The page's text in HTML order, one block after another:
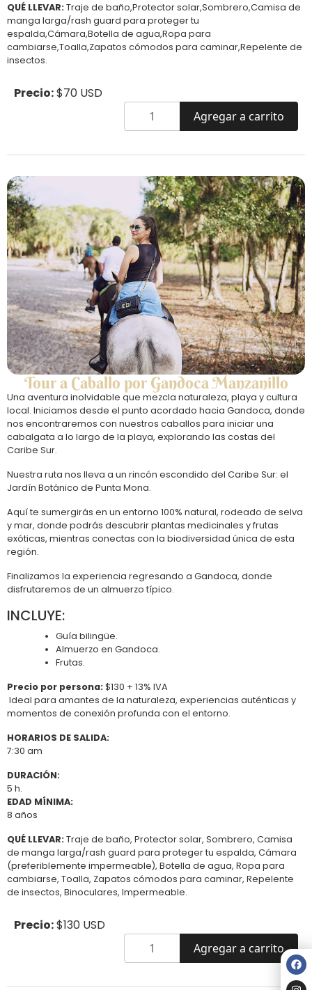
QUÉ LLEVAR: Traje de baño,Protector solar,Sombrero,Camisa de
manga larga/rash guard para proteger tu
espalda,Cámara,Botella de agua,Ropa para
cambiarse,Toalla,Zapatos cómodos para caminar,Repelente de
insectos.
Precio:$70 USD
Agregar a carrito
Tour a Caballo por Gandoca Manzanillo
Una aventura inolvidable que mezcla naturaleza, playa y cultura
local. Iniciamos desde el punto acordado hacia Gandoca, donde
nos encontraremos con nuestros caballos para iniciar una
cabalgata a lo largo de la playa, explorando las costas del
Caribe Sur.
Nuestra ruta nos lleva a un rincón escondido del Caribe Sur: el
Jardín Botánico de Punta Mona.
Aquí te sumergirás en un entorno 100% natural, rodeado de selva
y mar, donde podrás descubrir plantas medicinales y frutas
exóticas, mientras conectas con la biodiversidad única de esta
región.
Finalizamos la experiencia regresando a Gandoca, donde
disfrutaremos de un almuerzo típico.
INCLUYE:
Guía bilingüe.
Almuerzo en Gandoca.
Frutas.
Precio por persona: $130 + 13% IVA
Ideal para amantes de la naturaleza, experiencias auténticas y
momentos de conexión profunda con el entorno.
HORARIOS DE SALIDA:
7:30 am
DURACIÓN:
5 h.
EDAD MÍNIMA:
8 años
QUÉ LLEVAR: Traje de baño, Protector solar, Sombrero, Camisa
de manga larga/rash guard para proteger tu espalda, Cámara
(preferiblemente impermeable), Botella de agua, Ropa para
cambiarse, Toalla, Zapatos cómodos para caminar, Repelente
de insectos, Binoculares, Impermeable.
Precio:$130 USD
Agregar a carrito